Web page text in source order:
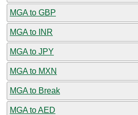
MGA to GBP
MGA to INR
MGA to JPY
MGA to MXN
MGA to Break
MGA to AED